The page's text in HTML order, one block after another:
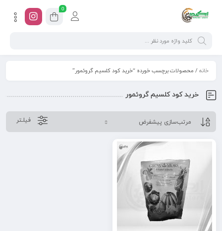
0
خانه / محصولات برچسب خورده “خرید کود کلسیم گروئمور”
خرید کود کلسیم گروئمور
فیلـتر